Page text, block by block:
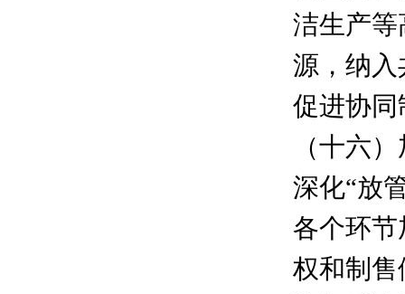
洁生产
源，纳
促进协
（十六
深化“放
各个环
权和制